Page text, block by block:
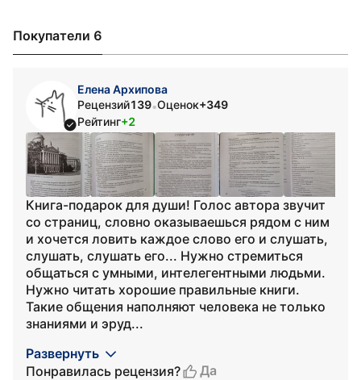
Покупатели 6
Елена Архипова
Рецензий139•Оценок+349
Рейтинг+2
Книга-подарок для души! Голос автора звучит
со страниц, словно оказываешься рядом с ним
и хочется ловить каждое слово его и слушать,
слушать, слушать его... Нужно стремиться
общаться с умными, интелегентными людьми.
Нужно читать хорошие правильные книги.
Такие общения наполняют человека не только
знаниями и эруд...
Развернуть
Понравилась рецензия?
Да